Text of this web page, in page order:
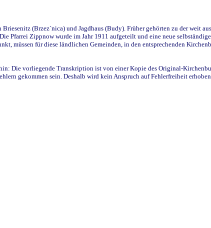
(Brzez`nica) und Jagdhaus (Budy). Früher gehörten zu der weit
Pfarrei Zippnow wurde im Jahr 1911 aufgeteilt und eine neue
für diese ländlichen Gemeinden, in den entsprechenden
Die vorliegende Transkription ist von einer Kopie des Original-
gekommen sein. Deshalb wird kein Anspruch auf Fehlerfreiheit erhoben.